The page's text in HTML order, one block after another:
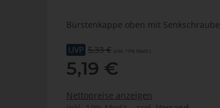
Bürstenkappe oben mit Senkschraube
UVP 5,33 € (inkl. 19% MwSt.)
5,19 €
Nettopreise anzeigen